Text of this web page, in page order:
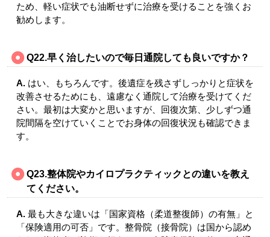
ため、軽い症状でも油断せずに治療を受けることを強くお
勧めします。
Q22.早く治したいので毎日通院しても良いですか？
A. はい、もちろんです。後遺症を残さずしっかりと症状を
改善させるためにも、遠慮なく通院して治療を受けてくだ
さい。最初は大変かと思いますが、回復次第、少しずつ通
院間隔を空けていくことでお身体の回復状況も確認できま
す。
Q23.整体院やカイロプラクティックとの違いを教え
てください。
A. 最も大きな違いは「国家資格（柔道整復師）の有無」と
「保険適用の可否」です。整骨院（接骨院）は国から認め